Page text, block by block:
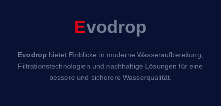
Evodrop
Evodrop bietet Einblicke in moderne Wasseraufbereitung,
Filtrationstechnologien und nachhaltige Lösungen für eine
bessere und sicherere Wasserqualität.